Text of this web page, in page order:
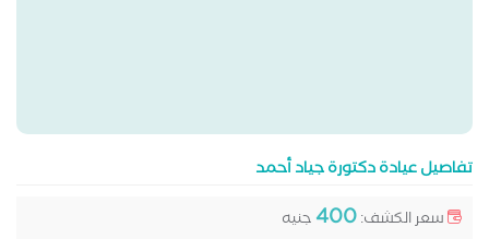
تفاصيل عيادة دكتورة جياد أحمد
سعر الكشف:400 جنيه